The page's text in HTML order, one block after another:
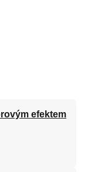
efektem